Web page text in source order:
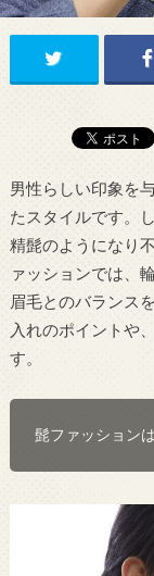
男性らしい印象を
たスタイルです。
精髭のようになり
ァッションでは、
眉毛とのバランス
入れのポイントや
す。
髭ファッション